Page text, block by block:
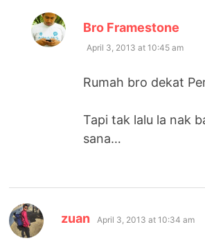
Bro Framestone
April 3, 2013 at 10:45 am
Rumah bro dekat
Tapi tak lalu la nak
sana…
zuan says:
April 3, 2013 at 10:34 am